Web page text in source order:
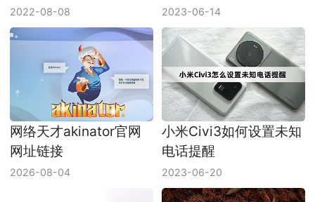
2022-08-08 2023-06-14
网络天才akinator官网
网址链接
2026-08-04
小米Civi3如何设置未知
电话提醒
2023-06-20